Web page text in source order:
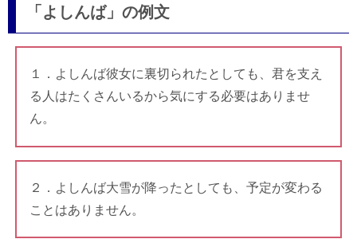
「よしんば」の例文
１．よしんば彼女に裏切られたとしても、君を支え
る人はたくさんいるから気にする必要はありませ
ん。
２．よしんば大雪が降ったとしても、予定が変わる
ことはありません。